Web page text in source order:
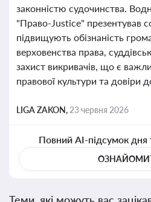
законністю судочинства.
"Право-Justice" презентував
підвищують обізнаність
верховенства права,
захист викривачів, що є
правової культури та довіри
LIGA ZAKON, 23 червня 2026
Повний AI-підсумок дня